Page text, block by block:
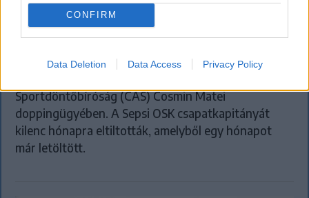
CONFIRM
Data Deletion Data Access Privacy Policy
Súlyos veszteség, kilenc hónapra
eltiltották a Sepsi OSK
csapatkapitányát
Sportdöntőbíróság (CAS) Cosmin Matei
doppingügyében. A Sepsi OSK csapatkapitányát
kilenc hónapra eltiltották, amelyből egy hónapot
már letöltött.